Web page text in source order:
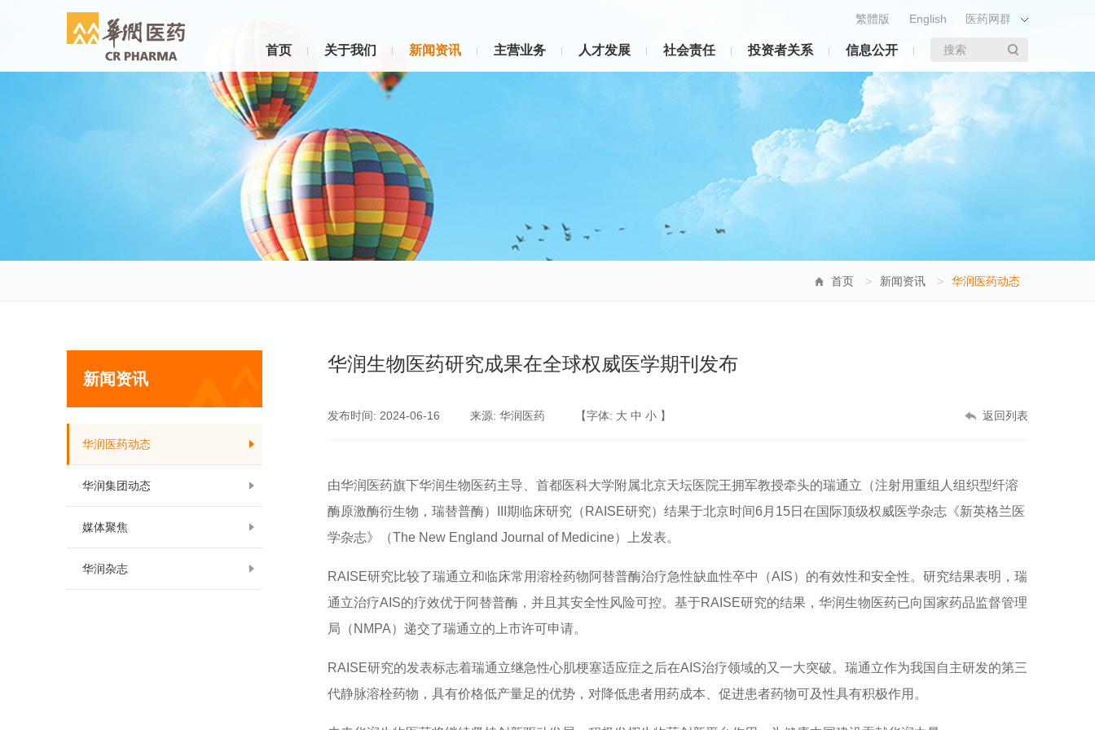
首页 关于我们 新闻资讯 主营业务 人才发展 社会责任 投资者关系 信息公开
医药网群
繁體版 English
搜索
首页 > 新闻资讯 > 华润医药动态
新闻资讯
华润医药动态
华润集团动态
媒体聚焦
华润杂志
华润生物医药研究成果在全球权威医学期刊发布
发布时间: 2024-06-16 来源: 华润医药 【字体: 大 中 小 】 返回列表
由华润医药旗下华润生物医药主导、首都医科大学附属北京天坛医院王拥军教授牵头的瑞通立（注射用重组人组织型纤溶
酶原激酶衍生物，瑞替普酶）III期临床研究（RAISE研究）结果于北京时间6月15日在国际顶级权威医学杂志《新英格兰医
学杂志》（The New England Journal of Medicine）上发表。
RAISE研究比较了瑞通立和临床常用溶栓药物阿替普酶治疗急性缺血性卒中（AIS）的有效性和安全性。研究结果表明，瑞
通立治疗AIS的疗效优于阿替普酶，并且其安全性风险可控。基于RAISE研究的结果，华润生物医药已向国家药品监督管理
局（NMPA）递交了瑞通立的上市许可申请。
RAISE研究的发表标志着瑞通立继急性心肌梗塞适应症之后在AIS治疗领域的又一大突破。瑞通立作为我国自主研发的第三
代静脉溶栓药物，具有价格低产量足的优势，对降低患者用药成本、促进患者药物可及性具有积极作用。